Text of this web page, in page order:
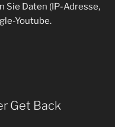
Sie Daten (IP-Adresse,
Youtube.
Get Back